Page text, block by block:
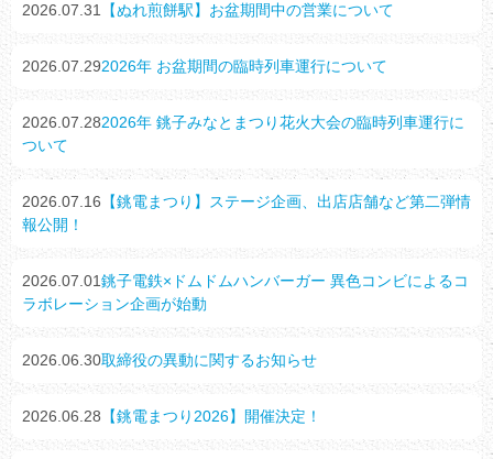
2026.07.31 【ぬれ煎餅駅】お盆期間中の営業について
2026.07.292026年 お盆期間の臨時列車運行について
2026.07.282026年 銚子みなとまつり花火大会の臨時列車運行に
ついて
2026.07.16 【銚電まつり】ステージ企画、出店店舗など第二弾情
報公開！
2026.07.01銚子電鉄×ドムドムハンバーガー 異色コンビによるコ
ラボレーション企画が始動
2026.06.30取締役の異動に関するお知らせ
2026.06.28 【銚電まつり2026】開催決定！